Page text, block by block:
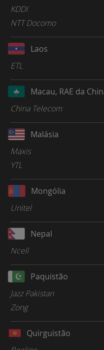
KDDI
NTT Docomo
Laos
ETL
Macau, RAE da
China Telecom
Malásia
Maxis
YTL
Mongólia
Unitel
Nepal
Ncell
Paquistão
Jazz Pakistan
Zong
Quirguistão